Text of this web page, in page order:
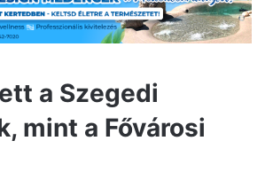
a Szegedi
mint a Fővárosi